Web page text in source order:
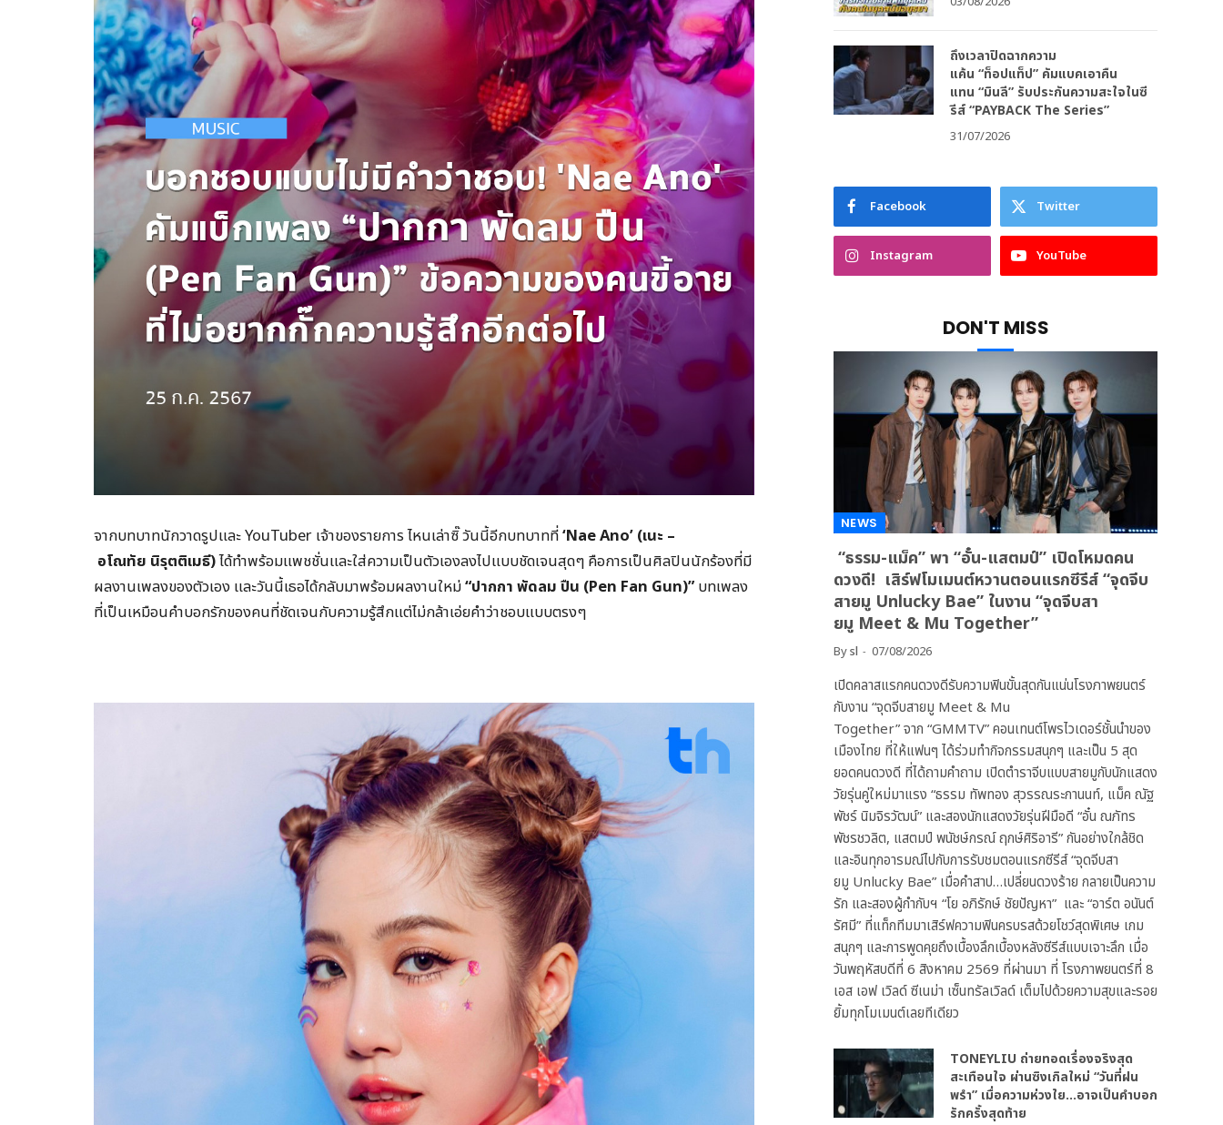
จากบทบาทนักวาดรูปและ YouTuber เจ้าของรายการ ไหนเล่าซิ๊ วันนี้อีกบทบาทที่‘Nae Ano’ (เนะ –
อโณทัย นิรุตติเมธี)ได้ทำพร้อมแพชชั่นและใส่ความเป็นตัวเองลงไปแบบชัดเจนสุดๆ คือการเป็นศิลปินนักร้องที่มี
ผลงานเพลงของตัวเอง และวันนี้เธอได้กลับมาพร้อมผลงานใหม่“ปากกา พัดลม ปืน (Pen Fan Gun)” บทเพลง
ที่เป็นเหมือนคำบอกรักของคนที่ชัดเจนกับความรู้สึกแต่ไม่กล้าเอ่ยคำว่าชอบแบบตรงๆ
ถึงเวลาปิดฉากความ
แค้น “ท็อปแท็ป” คัมแบคเอาคืน
แทน “มินลี” รับประกันความสะใจในซี
รีส์ “PAYBACK The Series”
31/07/2026
Facebook Twitter
Instagram YouTube
DON'T MISS
NEWS
“ธรรม-แม็ค” พา “อั๋น-แสตมป์” เปิดโหมดคน
ดวงดี! เสิร์ฟโมเมนต์หวานตอนแรกซีรีส์ “จุดจีบ
สายมู Unlucky Bae” ในงาน “จุดจีบสา
ยมู Meet & Mu Together”
Bysl 07/08/2026
เปิดคลาสแรกคนดวงดีรับความฟินขั้นสุดกันแน่นโรงภาพยนตร์
กับงาน “จุดจีบสายมู Meet & Mu
Together” จาก “GMMTV” คอนเทนต์โพรไวเดอร์ชั้นนำของ
เมืองไทย ที่ให้แฟนๆ ได้ร่วมทำกิจกรรมสนุกๆ และเป็น 5 สุด
ยอดคนดวงดี ที่ได้ถามคำถาม เปิดตำราจีบแบบสายมูกับนักแสดง
วัยรุ่นคู่ใหม่มาแรง “ธรรม ทัพทอง สุวรรณระกานนท์, แม็ค ณัฐ
พัชร์ นิมจิรวัฒน์” และสองนักแสดงวัยรุ่นฝีมือดี “อั๋น ณภัทร
พัชรชวลิต, แสตมป์ พนัชษ์กรณ์ ฤกษ์ศิริอารี” กันอย่างใกล้ชิด
และอินทุกอารมณ์ไปกับการรับชมตอนแรกซีรีส์ “จุดจีบสา
ยมู Unlucky Bae” เมื่อคำสาป…เปลี่ยนดวงร้าย กลายเป็นความ
รัก และสองผู้กำกับฯ “โย อภิรักษ์ ชัยปัญหา” และ “อาร์ต อนันต์
รัศมี” ที่แท็กทีมมาเสิร์ฟความฟินครบรสด้วยโชว์สุดพิเศษ เกม
สนุกๆ และการพูดคุยถึงเบื้องลึกเบื้องหลังซีรีส์แบบเจาะลึก เมื่อ
วันพฤหัสบดีที่ 6 สิงหาคม 2569 ที่ผ่านมา ที่ โรงภาพยนตร์ที่ 8
เอส เอฟ เวิลด์ ซีเนม่า เซ็นทรัลเวิลด์ เต็มไปด้วยความสุขและรอย
ยิ้มทุกโมเมนต์เลยทีเดียว
TONEYLIU ถ่ายทอดเรื่องจริงสุด
สะเทือนใจ ผ่านซิงเกิลใหม่ “วันที่ฝน
พรำ” เมื่อความห่วงใย…อาจเป็นคำบอก
รักครั้งสุดท้าย